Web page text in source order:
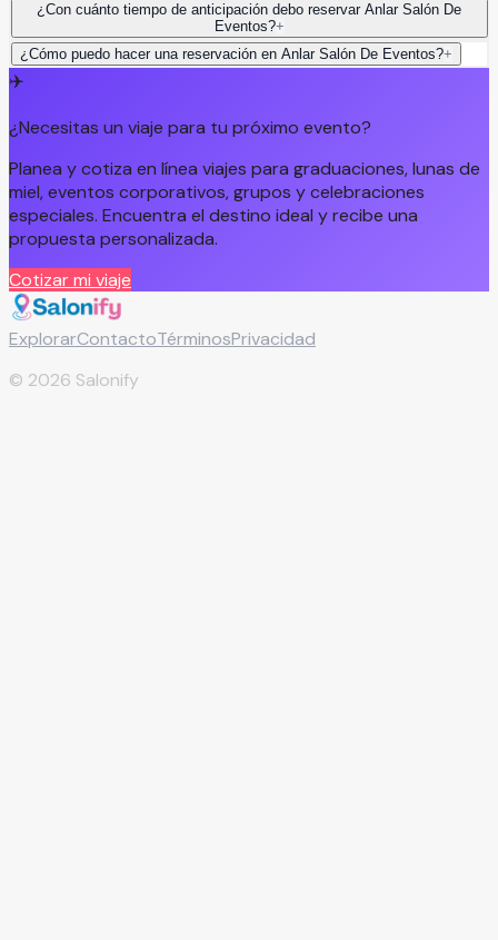
¿Con cuánto tiempo de anticipación debo reservar Anlar Salón De
Eventos?+
¿Cómo puedo hacer una reservación en Anlar Salón De Eventos?+
✈️
¿Necesitas un viaje para tu próximo evento?
Planea y cotiza en línea viajes para graduaciones, lunas de
miel, eventos corporativos, grupos y celebraciones
especiales. Encuentra el destino ideal y recibe una
propuesta personalizada.
Cotizar mi viaje
ExplorarContactoTérminosPrivacidad
© 2026 Salonify